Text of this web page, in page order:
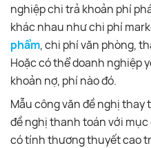
nghiệp chi trả khoản phí
khác nhau như chi phí
phẩm, chi phí văn phòng,
Hoặc có thể doanh nghiệp
khoản nợ, phí nào đó.
Mẫu công văn đề nghị thay
đề nghị thanh toán với
có tính thương thuyết cao